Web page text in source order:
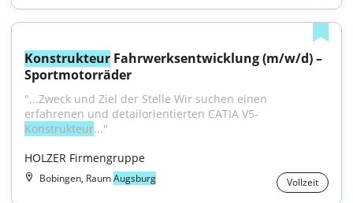
Konstrukteur Fahrwerksentwicklung (m/w/d) –
Sportmotorräder
"...Zweck und Ziel der Stelle Wir suchen einen
erfahrenen und detailorientierten CATIA V5-
Konstrukteur..."
HOLZER Firmengruppe
Bobingen, RaumAugsburg Vollzeit